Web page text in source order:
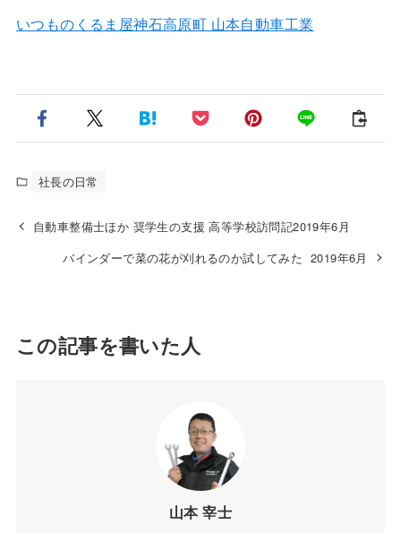
いつものくるま屋神石高原町 山本自動車工業
社長の日常
自動車整備士ほか 奨学生の支援 高等学校訪問記2019年6月
バインダーで菜の花が刈れるのか試してみた 2019年6月
この記事を書いた人
山本 宰士